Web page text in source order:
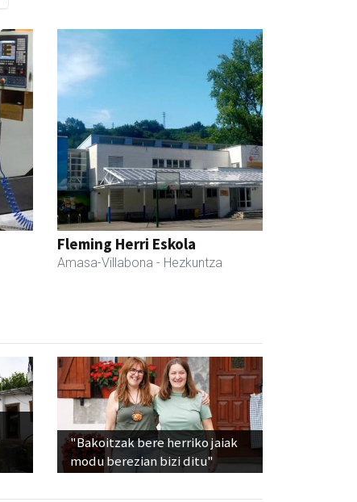
Fleming Herri Eskola
Amasa-Villabona - Hezkuntza
"Bakoitzak bere herriko jaiak
modu berezian bizi ditu"